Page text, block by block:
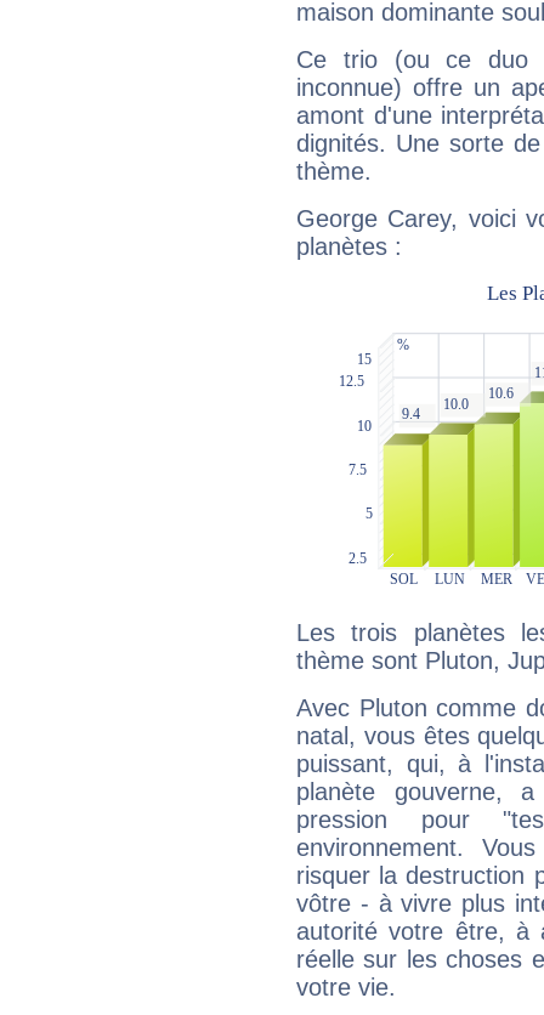
maison dominante
Ce trio (ou ce duo
inconnue) offre un
amont d'une
dignités. Une sorte
thème.
George Carey, voici
planètes :
Les trois planètes
thème sont Pluton,
Avec Pluton comme
natal, vous êtes
puissant, qui, à
planète gouverne,
pression pour
environnement.
risquer la destruction
vôtre - à vivre plus
autorité votre être, à
réelle sur les choses
votre vie.